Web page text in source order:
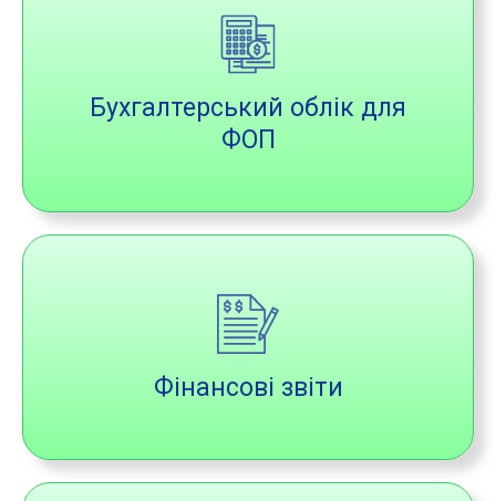
Бухгалтерський облік для
ФОП
Фінансові звіти